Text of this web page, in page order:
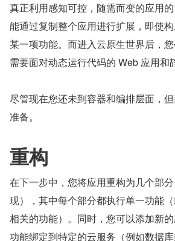
真正利用感知可控，随需而变的应用
能通过复制整个应用进行扩展，即使
某一项功能。而进入云原生世界后，
需要面对动态运行代码的 Web 应用和
尽管现在您还未到容器和编排层面，
准备。
重构
在下一步中，您将应用重构为几个部
现），其中每个部分都执行单一功能
相关的功能）。同时，您可以添加新
功能绑定到特定的云服务（例如数据库